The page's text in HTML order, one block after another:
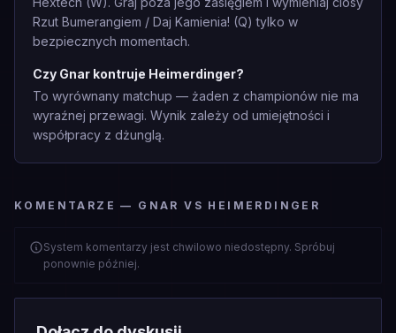
Rzut Bumerangiem / Daj Kamienia! (Q) tylko w
bezpiecznych momentach.
Czy Gnar kontruje Heimerdinger?
To wyrównany matchup — żaden z championów nie ma
wyraźnej przewagi. Wynik zależy od umiejętności i
współpracy z dżunglą.
KOMENTARZE — GNAR VS HEIMERDINGER
System komentarzy jest chwilowo niedostępny. Spróbuj
ponownie później.